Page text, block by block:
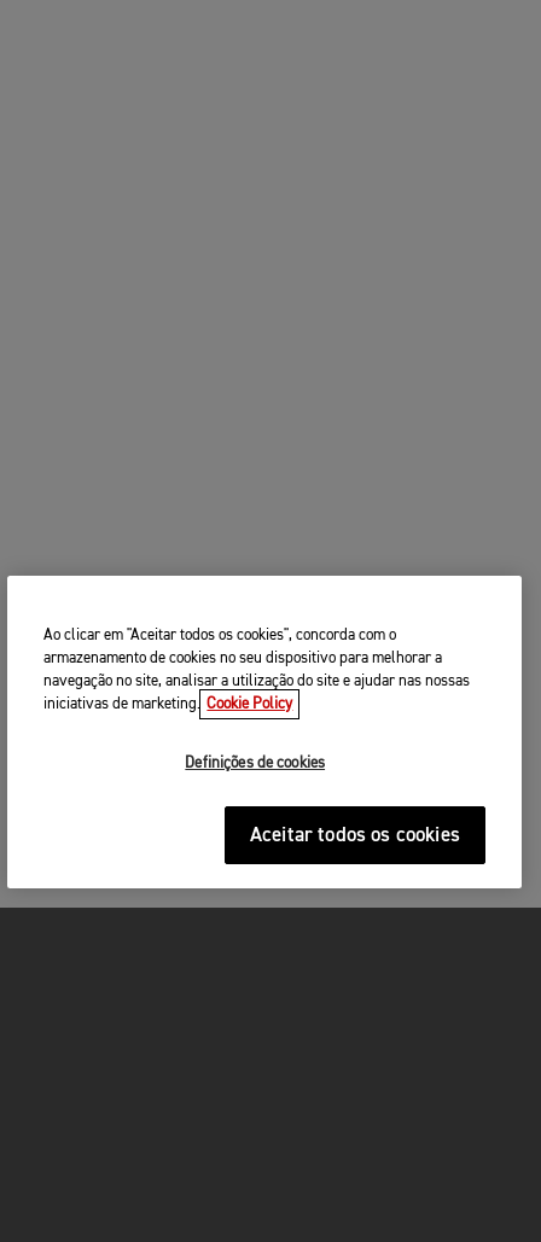
Ao clicar em "Aceitar todos os cookies", concorda com o
armazenamento de cookies no seu dispositivo para melhorar a
navegação no site, analisar a utilização do site e ajudar nas nossas
iniciativas de marketing. Cookie Policy
Definições de cookies
Aceitar todos os cookies